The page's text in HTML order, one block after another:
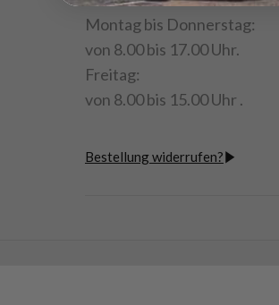
Montag bis Donnerstag:
von 8.00 bis 17.00 Uhr.
Freitag:
von 8.00 bis 15.00 Uhr .
Bestellung widerrufen?